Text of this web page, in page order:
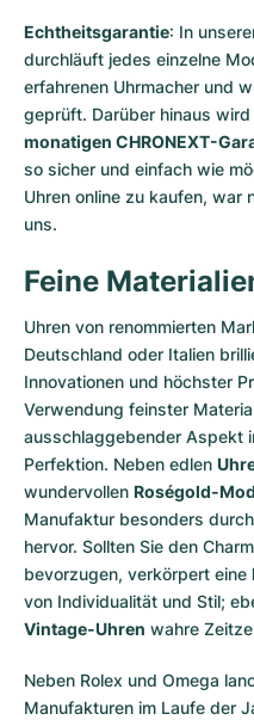
Echtheitsgarantie: In
durchläuft jedes einzelne
erfahrenen Uhrmacher und
geprüft. Darüber hinaus wird
monatigen CHRONEXT-
so sicher und einfach wie
Uhren online zu kaufen, war
uns.
Feine
Uhren von renommierten
Deutschland oder Italien
Innovationen und höchster
Verwendung feinster
ausschlaggebender Aspekt
Perfektion. Neben edlen
wundervollen Roségold-
Manufaktur besonders
hervor. Sollten Sie den
bevorzugen, verkörpert eine
von Individualität und Stil;
Vintage-Uhren wahre
Neben Rolex und Omega
Manufakturen im Laufe der